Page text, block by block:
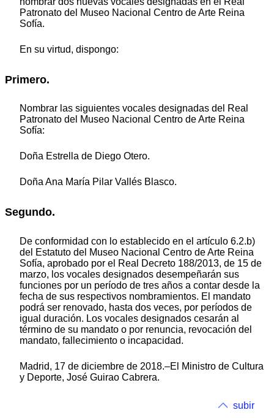
Patronato del Museo Nacional Centro de Arte Reina
Sofía.
En su virtud, dispongo:
Primero.
Nombrar las siguientes vocales designadas del Real
Patronato del Museo Nacional Centro de Arte Reina
Sofía:
Doña Estrella de Diego Otero.
Doña Ana María Pilar Vallés Blasco.
Segundo.
De conformidad con lo establecido en el artículo 6.2.b)
del Estatuto del Museo Nacional Centro de Arte Reina
Sofía, aprobado por el Real Decreto 188/2013, de 15 de
marzo, los vocales designados desempeñarán sus
funciones por un período de tres años a contar desde la
fecha de sus respectivos nombramientos. El mandato
podrá ser renovado, hasta dos veces, por períodos de
igual duración. Los vocales designados cesarán al
término de su mandato o por renuncia, revocación del
mandato, fallecimiento o incapacidad.
Madrid, 17 de diciembre de 2018.–El Ministro de Cultura
y Deporte, José Guirao Cabrera.
subir